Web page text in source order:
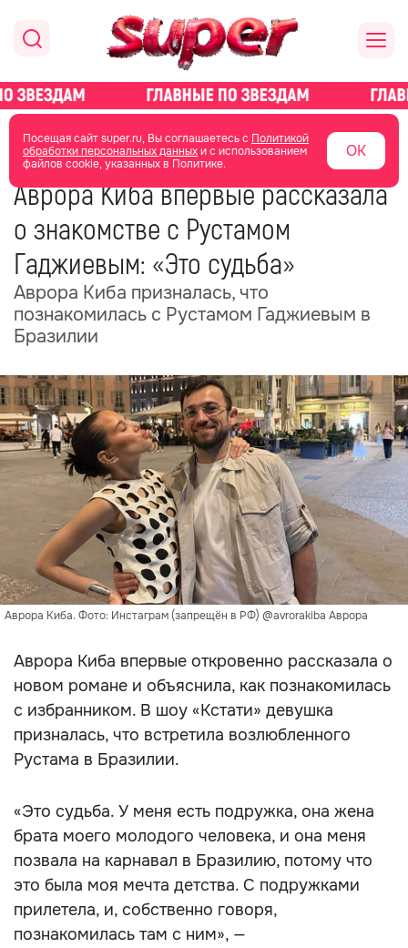
Посещая сайт super.ru, Вы соглашаетесь с Политикой
обработки персональных данныхи с использованием
файлов cookie, указанных в Политике.
ОК
главная новости о звездах новости
07 июня 20:56
Аврора Киба впервые рассказала
о знакомстве с Рустамом
Гаджиевым: «Это судьба»
Аврора Киба призналась, что
познакомилась с Рустамом Гаджиевым в
Бразилии
Аврора Киба. Фото: Инстаграм (запрещён в РФ) @avrorakiba Аврора
Аврора Киба впервые откровенно рассказала о
новом романе и объяснила, как познакомилась
с избранником. В шоу «Кстати» девушка
призналась, что встретила возлюбленного
Рустама в Бразилии.
«Это судьба. У меня есть подружка, она жена
брата моего молодого человека, и она меня
позвала на карнавал в Бразилию, потому что
это была моя мечта детства. С подружками
прилетела, и, собственно говоря,
познакомилась там с ним», —